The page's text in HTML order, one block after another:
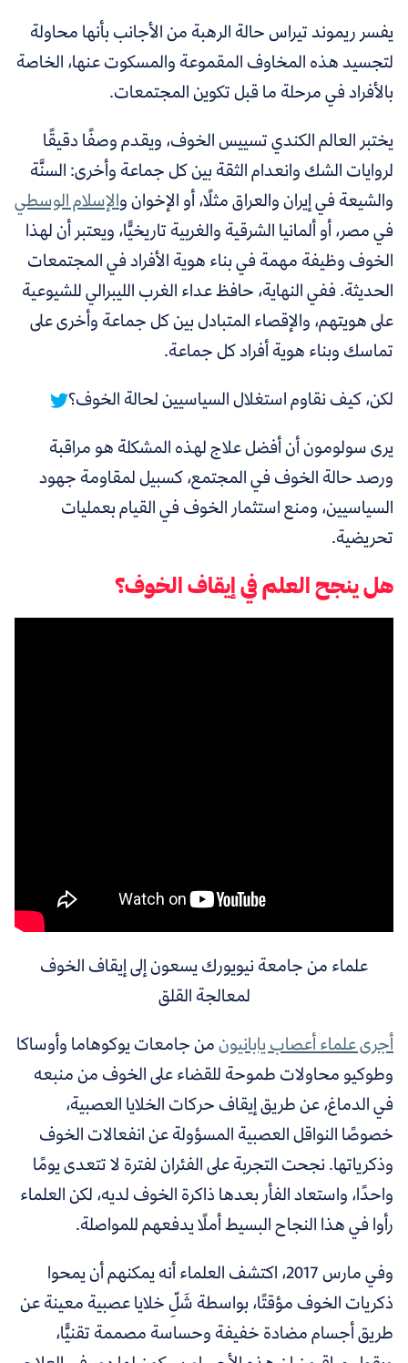
يفسر ريموند تيراس حالة الرهبة من الأجانب بأنها محاولة
لتجسيد هذه المخاوف المقموعة والمسكوت عنها، الخاصة
بالأفراد في مرحلة ما قبل تكوين المجتمعات.
يختبر العالم الكندي تسييس الخوف، ويقدم وصفًا دقيقًا
لروايات الشك وانعدام الثقة بين كل جماعة وأخرى: السنَّة
والشيعة في إيران والعراق مثلًا، أو الإخوان والإسلام الوسطي
في مصر، أو ألمانيا الشرقية والغربية تاريخيًّا، ويعتبر أن لهذا
الخوف وظيفة مهمة في بناء هوية الأفراد في المجتمعات
الحديثة. ففي النهاية، حافظ عداء الغرب الليبرالي للشيوعية
على هويتهم، والإقصاء المتبادل بين كل جماعة وأخرى على
تماسك وبناء هوية أفراد كل جماعة.
لكن،كيف نقاوم استغلال السياسيين لحالة الخوف؟
يرى سولومون أن أفضل علاج لهذه المشكلة هو مراقبة
ورصد حالة الخوف في المجتمع، كسبيل لمقاومة جهود
السياسيين، ومنع استثمار الخوف في القيام بعمليات
تحريضية.
هل ينجح العلم في إيقاف الخوف؟
علماء من جامعة نيويورك يسعون إلى إيقاف الخوف
لمعالجة القلق
أجرى علماء أعصاب يابانيونمن جامعات يوكوهاما وأوساكا
وطوكيو محاولات طموحة للقضاء على الخوف من منبعه
في الدماغ، عن طريق إيقاف حركات الخلايا العصبية،
خصوصًا النواقل العصبية المسؤولة عن انفعالات الخوف
وذكرياتها. نجحت التجربة على الفئران لفترة لا تتعدى يومًا
واحدًا، واستعاد الفأر بعدها ذاكرة الخوف لديه، لكن العلماء
رأوا في هذا النجاح البسيط أملًا يدفعهم للمواصلة.
وفي مارس 2017، اكتشف العلماء أنه يمكنهم أن يمحوا
ذكريات الخوف مؤقتًا، بواسطة شَلِّ خلايا عصبية معينة عن
طريق أجسام مضادة خفيفة وحساسة مصممة تقنيًّا،